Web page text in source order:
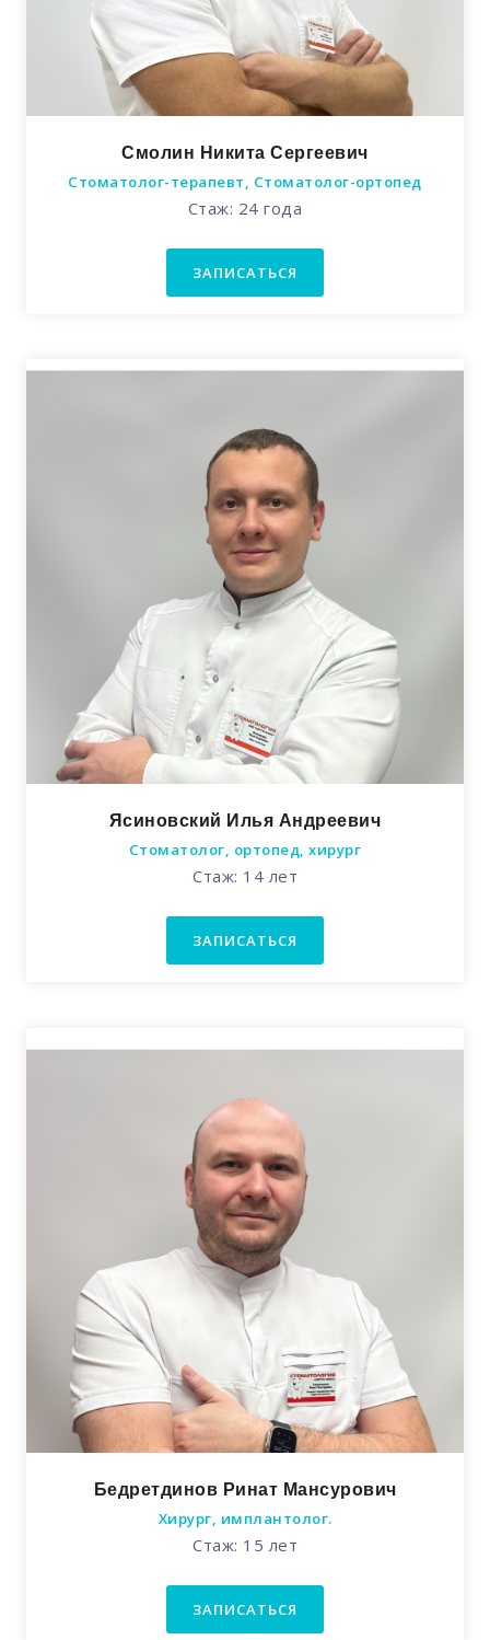
Смолин Никита Сергеевич
Стоматолог-терапевт, Стоматолог-ортопед
Стаж: 24 года
ЗАПИСАТЬСЯ
Ясиновский Илья Андреевич
Стоматолог, ортопед, хирург
Стаж: 14 лет
ЗАПИСАТЬСЯ
Бедретдинов Ринат Мансурович
Хирург, имплантолог.
Стаж: 15 лет
ЗАПИСАТЬСЯ